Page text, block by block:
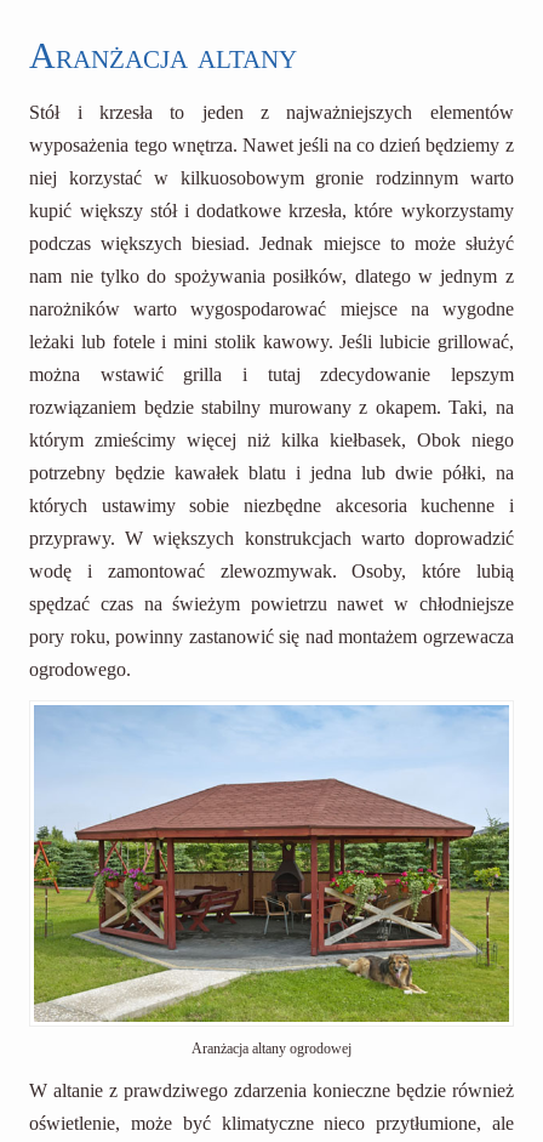
Aranżacja altany
Stół i krzesła to jeden z najważniejszych elementów
wyposażenia tego wnętrza. Nawet jeśli na co dzień będziemy z
niej korzystać w kilkuosobowym gronie rodzinnym warto
kupić większy stół i dodatkowe krzesła, które wykorzystamy
podczas większych biesiad. Jednak miejsce to może służyć
nam nie tylko do spożywania posiłków, dlatego w jednym z
narożników warto wygospodarować miejsce na wygodne
leżaki lub fotele i mini stolik kawowy. Jeśli lubicie grillować,
można wstawić grilla i tutaj zdecydowanie lepszym
rozwiązaniem będzie stabilny murowany z okapem. Taki, na
którym zmieścimy więcej niż kilka kiełbasek, Obok niego
potrzebny będzie kawałek blatu i jedna lub dwie półki, na
których ustawimy sobie niezbędne akcesoria kuchenne i
przyprawy. W większych konstrukcjach warto doprowadzić
wodę i zamontować zlewozmywak. Osoby, które lubią
spędzać czas na świeżym powietrzu nawet w chłodniejsze
pory roku, powinny zastanowić się nad montażem ogrzewacza
ogrodowego.
Aranżacja altany ogrodowej
W altanie z prawdziwego zdarzenia konieczne będzie również
oświetlenie, może być klimatyczne nieco przytłumione, ale